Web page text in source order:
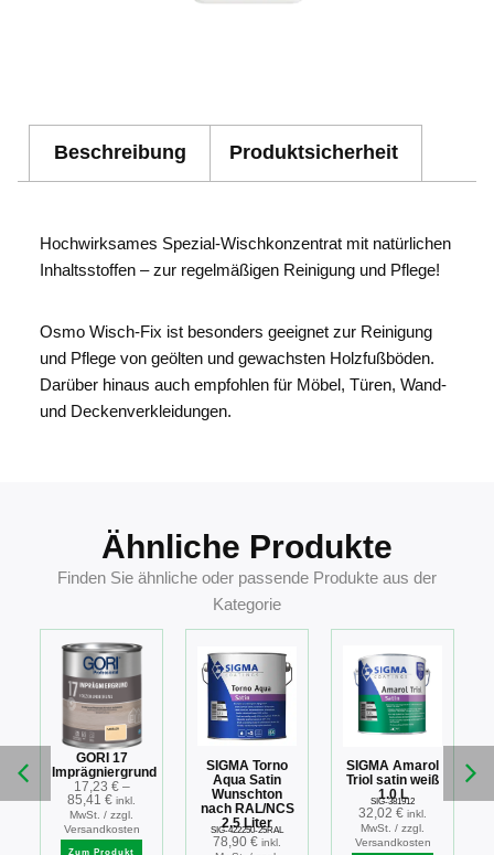
Beschreibung Produktsicherheit
Hochwirksames Spezial-Wischkonzentrat mit natürlichen
Inhaltsstoffen – zur regelmäßigen Reinigung und Pflege!
Osmo Wisch-Fix ist besonders geeignet zur Reinigung
und Pflege von geölten und gewachsten Holzfußböden.
Darüber hinaus auch empfohlen für Möbel, Türen, Wand-
und Deckenverkleidungen.
Ähnliche Produkte
Finden Sie ähnliche oder passende Produkte aus der
Kategorie
GORI 17
Imprägniergrund
17,23 €–
85,41 € inkl.
MwSt. / zzgl.
Versandkosten
Zum Produkt
SIGMA Torno
Aqua Satin
Wunschton
nach RAL/NCS
2.5 Liter
SIG-422250-25RAL
78,90 € inkl.
SIGMA Amarol
Triol satin weiß
1.0 L
SIG-381912
32,02 € inkl.
MwSt. / zzgl.
Versandkosten